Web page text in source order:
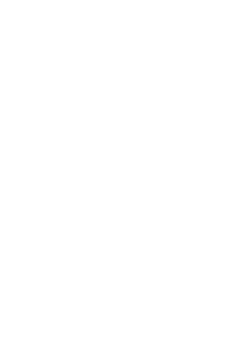
jpeg, image/png, image/bmp,
MB): 20